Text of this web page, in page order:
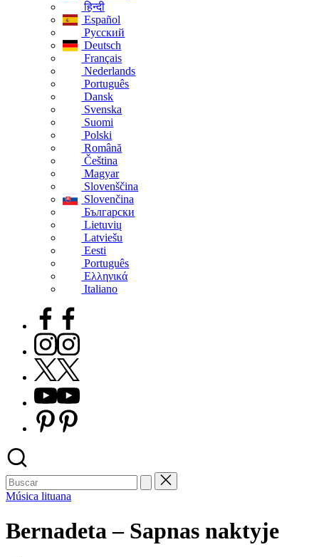
हिन्दी
Español
Русский
Deutsch
Français
Nederlands
Português
Dansk
Svenska
Suomi
Polski
Română
Čeština
Magyar
Slovenščina
Slovenčina
Български
Lietuvių
Latviešu
Eesti
Português
Ελληνικά
Italiano
Facebook
Instagram
X
Youtube
Pinterest
Publicado
Música lituana
Bernadeta – Sapnas naktyje